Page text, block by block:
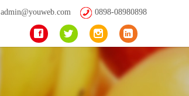
admin@youweb.com 0898-08980898